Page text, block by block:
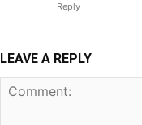
Reply
LEAVE A REPLY